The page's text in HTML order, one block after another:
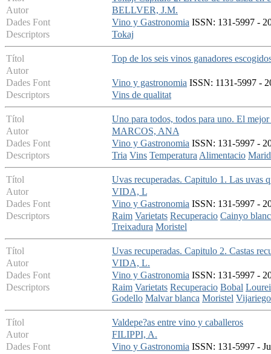
Autor
BELLVER, J.M.
Dades Font
Vino y Gastronomia ISSN: 131-5997 -
Descriptors
Tokaj
Títol
Top de los seis vinos ganadores
Autor
Dades Font
Vino y gastronomia ISSN: 1131-5997 -
Descriptors
Vins de qualitat
Títol
Uno para todos, todos para uno. El
Autor
MARCOS, ANA
Dades Font
Vino y Gastronomia ISSN: 131-5997 -
Descriptors
Tria Vins TemperaturaAlimentacio
Títol
Uvas recuperadas. Capitulo 1. Las uvas
Autor
VIDA, L
Dades Font
Vino y Gastronomia ISSN: 131-5997 -
Descriptors
Raim Varietats Recuperacio Cainyo blanc
Treixadura Moristel
Títol
Uvas recuperadas. Capitulo 2. Castas
Autor
VIDA, L.
Dades Font
Vino y Gastronomia ISSN: 131-5997 -
Descriptors
Raim Varietats Recuperacio Bobal
Godello Malvar blanca Moristel
Títol
Valdepe?as entre vino y caballeros
Autor
FILIPPI, A.
Dades Font
Vino y Gastronomia ISSN: 131-5997 -